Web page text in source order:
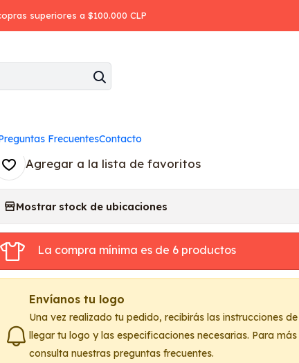
FrecuentesContacto
superiores a $100.000 CLP
con forro polar
Gorro de lana con forro polar
Agregar a la lista de favoritos
Mostrar stock de ubicaciones
La compra mínima es de 6 productos
Envíanos tu logo
Una vez realizado tu pedido, recibirás las instrucciones
llegar tu logo y las especificaciones necesarias. Para
consulta nuestras preguntas frecuentes.